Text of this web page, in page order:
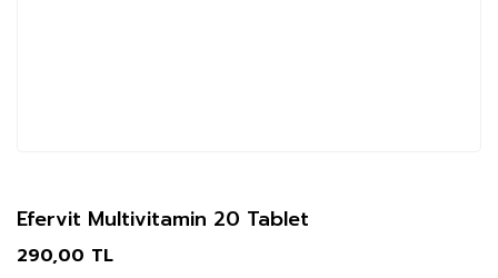
Efervit Multivitamin 20 Tablet
290,00 TL